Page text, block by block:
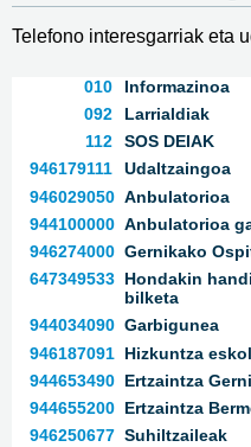
Telefono interesgarriak eta
010
Informazinoa
092
Larrialdiak
112
SOS DEIAK
946179111
Udaltzaingoa
946029050 Anbulatorioa
944100000 Anbulatorioa
946274000 Gernikako
647349533 Hondakin
bilketa
944034090 Garbigunea
946187091 Hizkuntza
944653490 Ertzaintza
944655200 Ertzaintza
946250677 Suhiltzaileak